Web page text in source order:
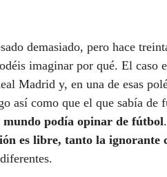
demasiado, pero hace
imaginar por qué. El caso
Madrid y, en una de esas
así como que el que sabía de
mundo podía opinar de fútbol
es libre, tanto la ignorante